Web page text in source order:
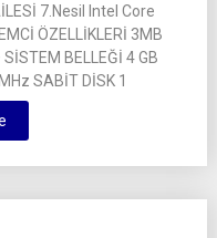
7.Nesil Intel Core
ÖZELLİKLERİ 3MB
BELLEĞİ 4 GB
SABİT DİSK 1